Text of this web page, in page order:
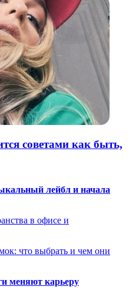
советами как быть,
лейбл и начала
в офисе и
что выбрать и чем они
меняют карьеру